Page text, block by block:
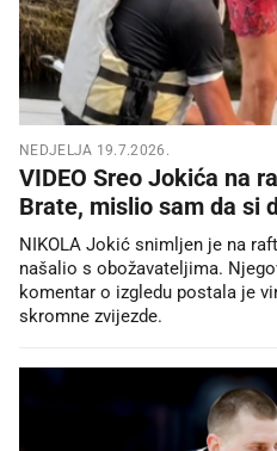
NEDJELJA 19.7.2026.
VIDEO Sreo Jokića na
Brate, mislio sam da si
NIKOLA Jokić snimljen je na
našalio s obožavateljima.
komentar o izgledu postala je
skromne zvijezde.